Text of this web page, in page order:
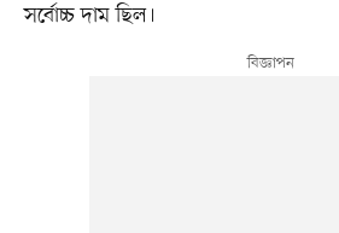
সর্বোচ্চ দাম ছিল।